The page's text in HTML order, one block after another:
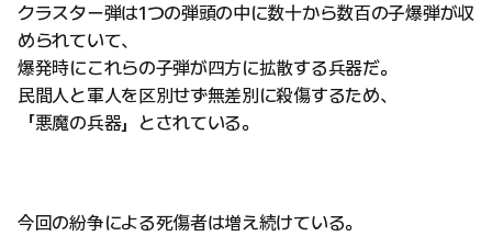
クラスター弾は1つの弾頭の中に数十から数百の子爆弾が収
められていて、
爆発時にこれらの子弾が四方に拡散する兵器だ。
民間人と軍人を区別せず無差別に殺傷するため、
「悪魔の兵器」とされている。
今回の紛争による死傷者は増え続けている。